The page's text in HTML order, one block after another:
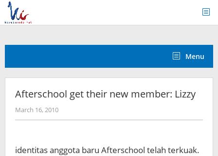
Skip
content
Menu
Afterschool get their new member: Lizzy
March 16, 2010by
Koreanindo
identitas anggota baru Afterschool telah terkuak.